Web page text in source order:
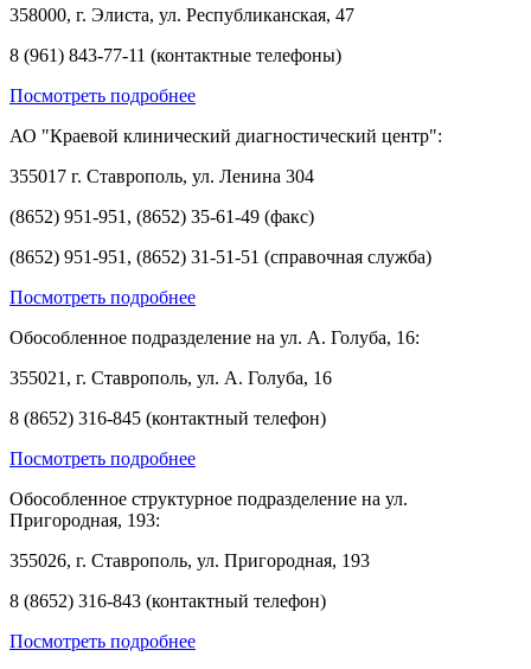
358000, г. Элиста, ул. Республиканская, 47
8 (961) 843-77-11 (контактные телефоны)
Посмотреть подробнее
АО "Краевой клинический диагностический центр":
355017 г. Ставрополь, ул. Ленина 304
(8652) 951-951, (8652) 35-61-49 (факс)
(8652) 951-951, (8652) 31-51-51 (справочная служба)
Посмотреть подробнее
Обособленное подразделение на ул. А. Голуба, 16:
355021, г. Ставрополь, ул. А. Голуба, 16
8 (8652) 316-845 (контактный телефон)
Посмотреть подробнее
Обособленное структурное подразделение на ул.
Пригородная, 193:
355026, г. Ставрополь, ул. Пригородная, 193
8 (8652) 316-843 (контактный телефон)
Посмотреть подробнее